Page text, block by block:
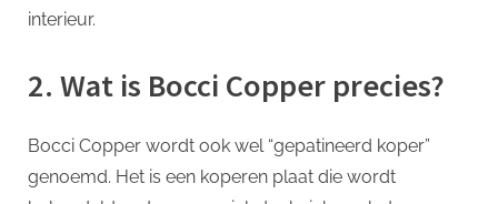
interieur.
2. Wat is Bocci Copper precies?
Bocci Copper wordt ook wel “gepatineerd koper”
genoemd. Het is een koperen plaat die wordt